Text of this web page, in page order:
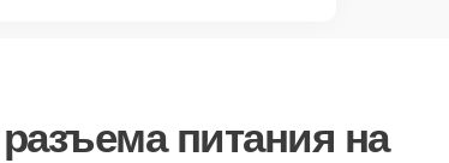
питания на